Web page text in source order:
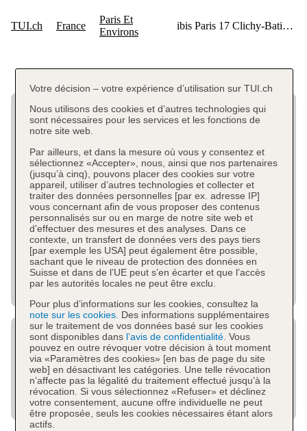
Votre décision – votre expérience d’utilisation sur TUI.ch
Nous utilisons des cookies et d’autres technologies qui
sont nécessaires pour les services et les fonctions de
notre site web.
Par ailleurs, et dans la mesure où vous y consentez et
sélectionnez «Accepter», nous, ainsi que nos partenaires
(jusqu’à cinq), pouvons placer des cookies sur votre
appareil, utiliser d’autres technologies et collecter et
traiter des données personnelles [par ex. adresse IP]
vous concernant afin de vous proposer des contenus
personnalisés sur ou en marge de notre site web et
d’effectuer des mesures et des analyses. Dans ce
contexte, un transfert de données vers des pays tiers
[par exemple les USA] peut également être possible,
sachant que le niveau de protection des données en
Suisse et dans de l’UE peut s’en écarter et que l’accès
par les autorités locales ne peut être exclu.
Pour plus d’informations sur les cookies, consultez la
note sur les cookies. Des informations supplémentaires
sur le traitement de vos données basé sur les cookies
sont disponibles dans l’avis de confidentialité. Vous
pouvez en outre révoquer votre décision à tout moment
via «Paramètres des cookies» [en bas de page du site
web] en désactivant les catégories. Une telle révocation
n’affecte pas la légalité du traitement effectué jusqu’à la
révocation. Si vous sélectionnez «Refuser» et déclinez
votre consentement, aucune offre individuelle ne peut
être proposée, seuls les cookies nécessaires étant alors
actifs.